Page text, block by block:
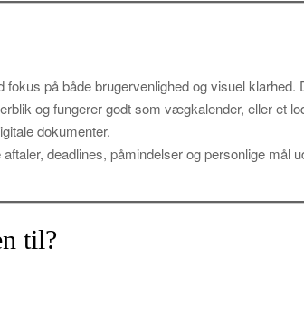
på både brugervenlighed og visuel klarhed.
og fungerer godt som vægkalender, eller et
dokumenter.
deadlines, påmindelser og personlige mål
til?